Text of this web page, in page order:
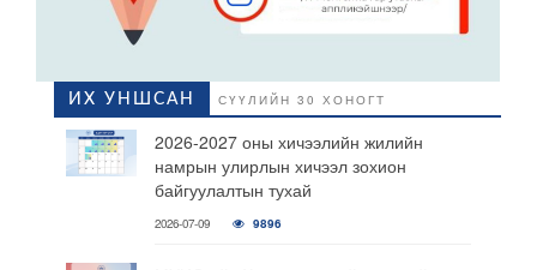
ИХ УНШСАН СҮҮЛИЙН 30 ХОНОГТ
2026-2027 оны хичээлийн жилийн
намрын улирлын хичээл зохион
байгуулалтын тухай
2026-07-09 9896